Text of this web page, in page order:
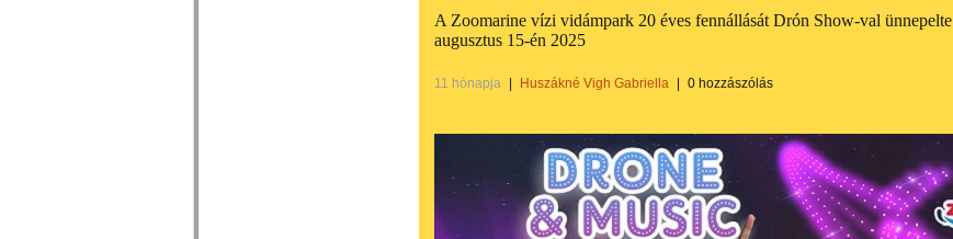
A Zoomarine vízi vidámpark 20 éves fennállását Drón Show-val ünnepelte
augusztus 15-én 2025
11 hónapja Huszákné Vigh Gabriella 0 hozzászólás